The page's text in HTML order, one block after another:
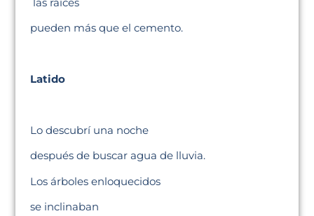
pueden más que el cemento.
Latido
Lo descubrí una noche
después de buscar agua de lluvia.
Los árboles enloquecidos
se inclinaban